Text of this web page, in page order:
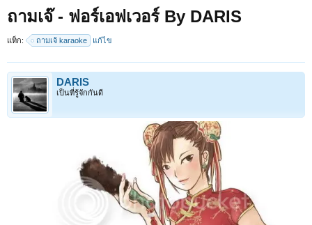
ถามเจ๊ - ฟอร์เอฟเวอร์ By DARIS
แท็ก: ถามเจ้ karaoke แก้ไข
DARIS
เป็นที่รู้จักกันดี